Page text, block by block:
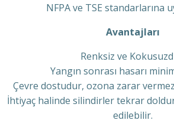
NFPA ve TSE standarlarına
Avantajları
Renksiz ve
Yangın sonrası hasarı
Çevre dostudur, ozona zarar
İhtiyaç halinde silindirler tekrar
edilebilir.